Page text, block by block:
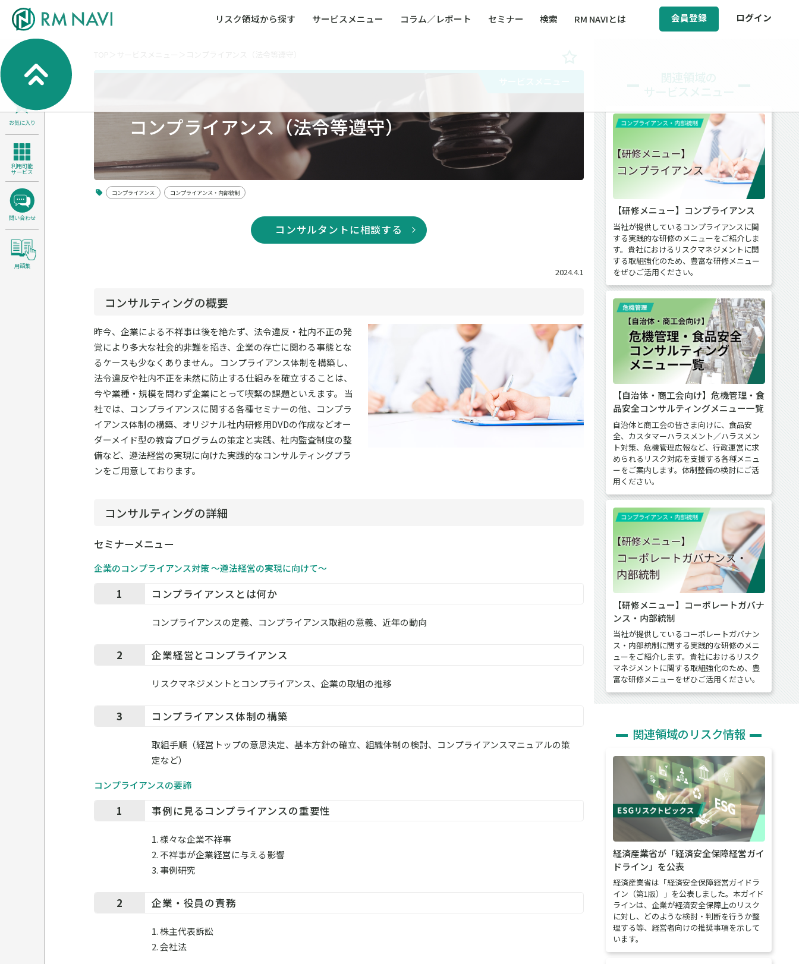
リスク領域から探す サービスメニュー コラム／レポート セミナー 検索 RM NAVIとは 会員登録 ログイン
BCP／BCM（事業継続マネジメント）
サステナビリティ経営支援
人権・人的資本課題解決支援
安全文化醸成／労働安全衛生
医療／介護／障害福祉／子ども・児童福祉等
全社的リスク管理（ERM）
危機管理
製品安全・食品安全
コンプライアンス・内部統制 海外
検索
お気に入り
利用可能
サービス
問い合わせ
用語集
コンプライアンス（法令等遵守）
コンプライアンス コンプライアンス・内部統制
コンサルタントに相談する
2024.4.1
コンサルティングの概要
昨今、企業による不祥事は後を絶たず、法令違反・社内不正の発
覚により多大な社会的非難を招き、企業の存亡に関わる事態とな
るケースも少なくありません。 コンプライアンス体制を構築し、
法令違反や社内不正を未然に防止する仕組みを確立することは、
今や業種・規模を問わず企業にとって喫緊の課題といえます。 当
社では、コンプライアンスに関する各種セミナーの他、コンプラ
イアンス体制の構築、オリジナル社内研修用DVDの作成などオー
ダーメイド型の教育プログラムの策定と実践、社内監査制度の整
備など、遵法経営の実現に向けた実践的なコンサルティングプラ
ンをご用意しております。
コンサルティングの詳細
セミナーメニュー
企業のコンプライアンス対策 ～遵法経営の実現に向けて～
1 コンプライアンスとは何か
コンプライアンスの定義、コンプライアンス取組の意義、近年の動向
2 企業経営とコンプライアンス
リスクマネジメントとコンプライアンス、企業の取組の推移
3 コンプライアンス体制の構築
取組手順（経営トップの意思決定、基本方針の確立、組織体制の検討、コンプライアンスマニュアルの策
定など）
コンプライアンスの要諦
1 事例に見るコンプライアンスの重要性
1. 様々な企業不祥事
2. 不祥事が企業経営に与える影響
3. 事例研究
2 企業・役員の責務
1. 株主代表訴訟
2. 会社法
【研修メニュー】コンプライアンス
当社が提供しているコンプライアンスに関
する実践的な研修のメニューをご紹介しま
す。貴社におけるリスクマネジメントに関
する取組強化のため、豊富な研修メニュー
をぜひご活用ください。
【自治体・商工会向け】危機管理・食
品安全コンサルティングメニュー一覧
自治体と商工会の皆さま向けに、食品安
全、カスタマーハラスメント／ハラスメン
ト対策、危機管理広報など、行政運営に求
められるリスク対応を支援する各種メニュ
ーをご案内します。体制整備の検討にご活
用ください。
【研修メニュー】コーポレートガバナ
ンス・内部統制
当社が提供しているコーポレートガバナン
ス・内部統制に関する実践的な研修のメニ
ューをご紹介します。貴社におけるリスク
マネジメントに関する取組強化のため、豊
富な研修メニューをぜひご活用ください。
関連領域のリスク情報
経済産業省が「経済安全保障経営ガイ
ドライン」を公表
経済産業省は「経済安全保障経営ガイドラ
イン（第1版）」を公表しました。本ガイド
ラインは、企業が経済安全保障上のリスク
に対し、どのような検討・判断を行うか整
理する等、経営者向けの推奨事項を示して
います。